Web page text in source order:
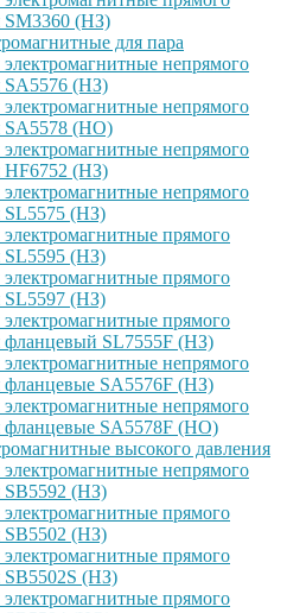
SM3360 (НЗ)
для пара
непрямого
SA5576 (НЗ)
непрямого
SA5578 (НО)
непрямого
HF6752 (НЗ)
непрямого
SL5575 (НЗ)
прямого
SL5595 (НЗ)
прямого
SL5597 (НЗ)
прямого
фланцевый SL7555F (НЗ)
непрямого
фланцевые SA5576F (НЗ)
непрямого
фланцевые SA5578F (НО)
высокого давления
непрямого
SB5592 (НЗ)
прямого
SB5502 (НЗ)
прямого
SB5502S (НЗ)
прямого